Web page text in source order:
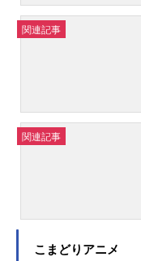
関連記事
関連記事
こまどりアニメ